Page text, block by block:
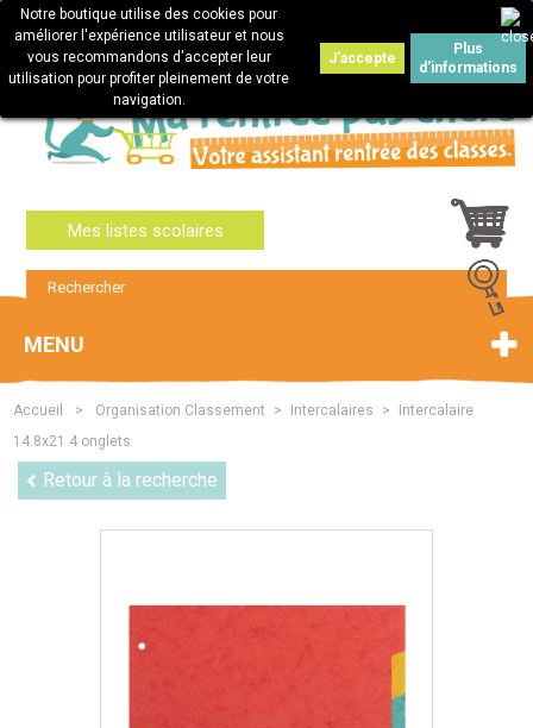
Connexion
Mes listes scolaires
Notre boutique utilise des cookies pour
améliorer l'expérience utilisateur et nous
vous recommandons d'accepter leur
utilisation pour profiter pleinement de votre
navigation.
J'accepte
Plus
d'informations
MENU
Accueil > Organisation Classement > Intercalaires >
Intercalaire
14.8x21 4 onglets
Retour à la recherche